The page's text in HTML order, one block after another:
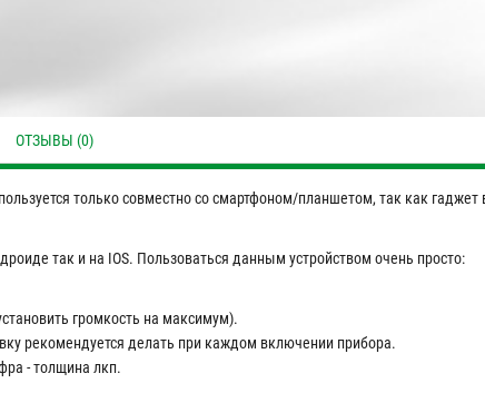
ОТЗЫВЫ (0)
только совместно со смартфоном/планшетом, так как гаджет
так и на IOS. Пользоваться данным устройством очень просто:
громкость на максимум).
рекомендуется делать при каждом включении прибора.
- толщина лкп.